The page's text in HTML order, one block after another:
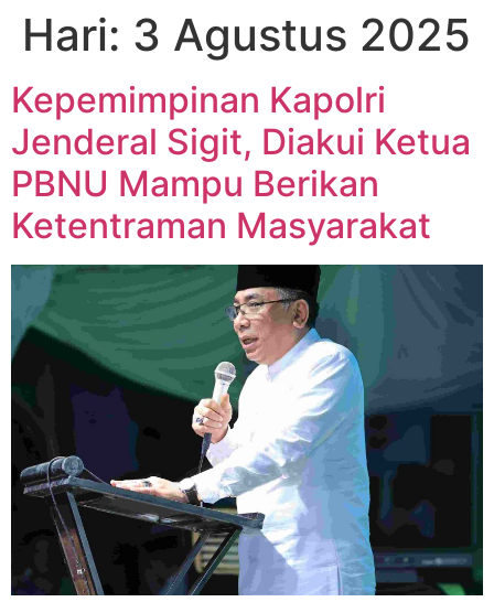
Hari: 3 Agustus 2025
Kepemimpinan Kapolri
Jenderal Sigit, Diakui Ketua
PBNU Mampu Berikan
Ketentraman Masyarakat